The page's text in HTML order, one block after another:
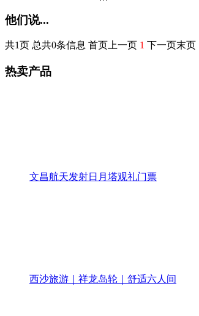
他们说...
共1页 总共0条信息 首页上一页 1 下一页末页
热卖产品
文昌航天发射日月塔观礼门票
西沙旅游｜祥龙岛轮｜舒适六人间